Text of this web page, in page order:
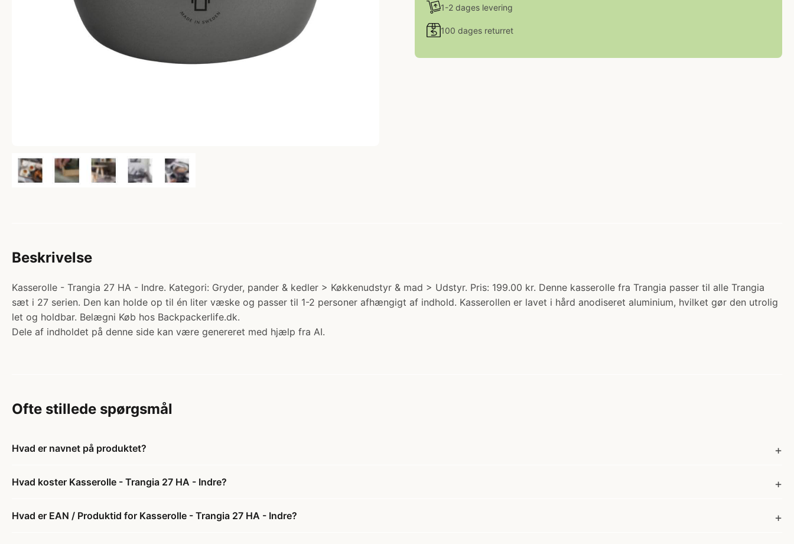
1-2 dages levering
100 dages returret
Beskrivelse
Kasserolle - Trangia 27 HA - Indre. Kategori: Gryder, pander & kedler > Køkkenudstyr & mad > Udstyr. Pris: 199.00 kr. Denne kasserolle fra Trangia passer til alle Trangia
sæt i 27 serien. Den kan holde op til én liter væske og passer til 1-2 personer afhængigt af indhold. Kasserollen er lavet i hård anodiseret aluminium, hvilket gør den utrolig
let og holdbar. Belægni Køb hos Backpackerlife.dk.
Dele af indholdet på denne side kan være genereret med hjælp fra AI.
Ofte stillede spørgsmål
Hvad er navnet på produktet?
Hvad koster Kasserolle - Trangia 27 HA - Indre?
Hvad er EAN / Produktid for Kasserolle - Trangia 27 HA - Indre?